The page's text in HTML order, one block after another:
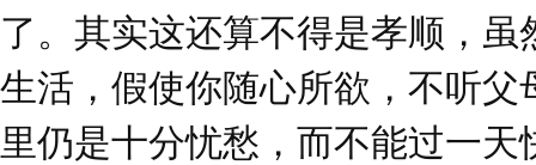
了。其实这还算不得是孝顺，
生活，假使你随心所欲，不听父
里仍是十分忧愁，而不能过一